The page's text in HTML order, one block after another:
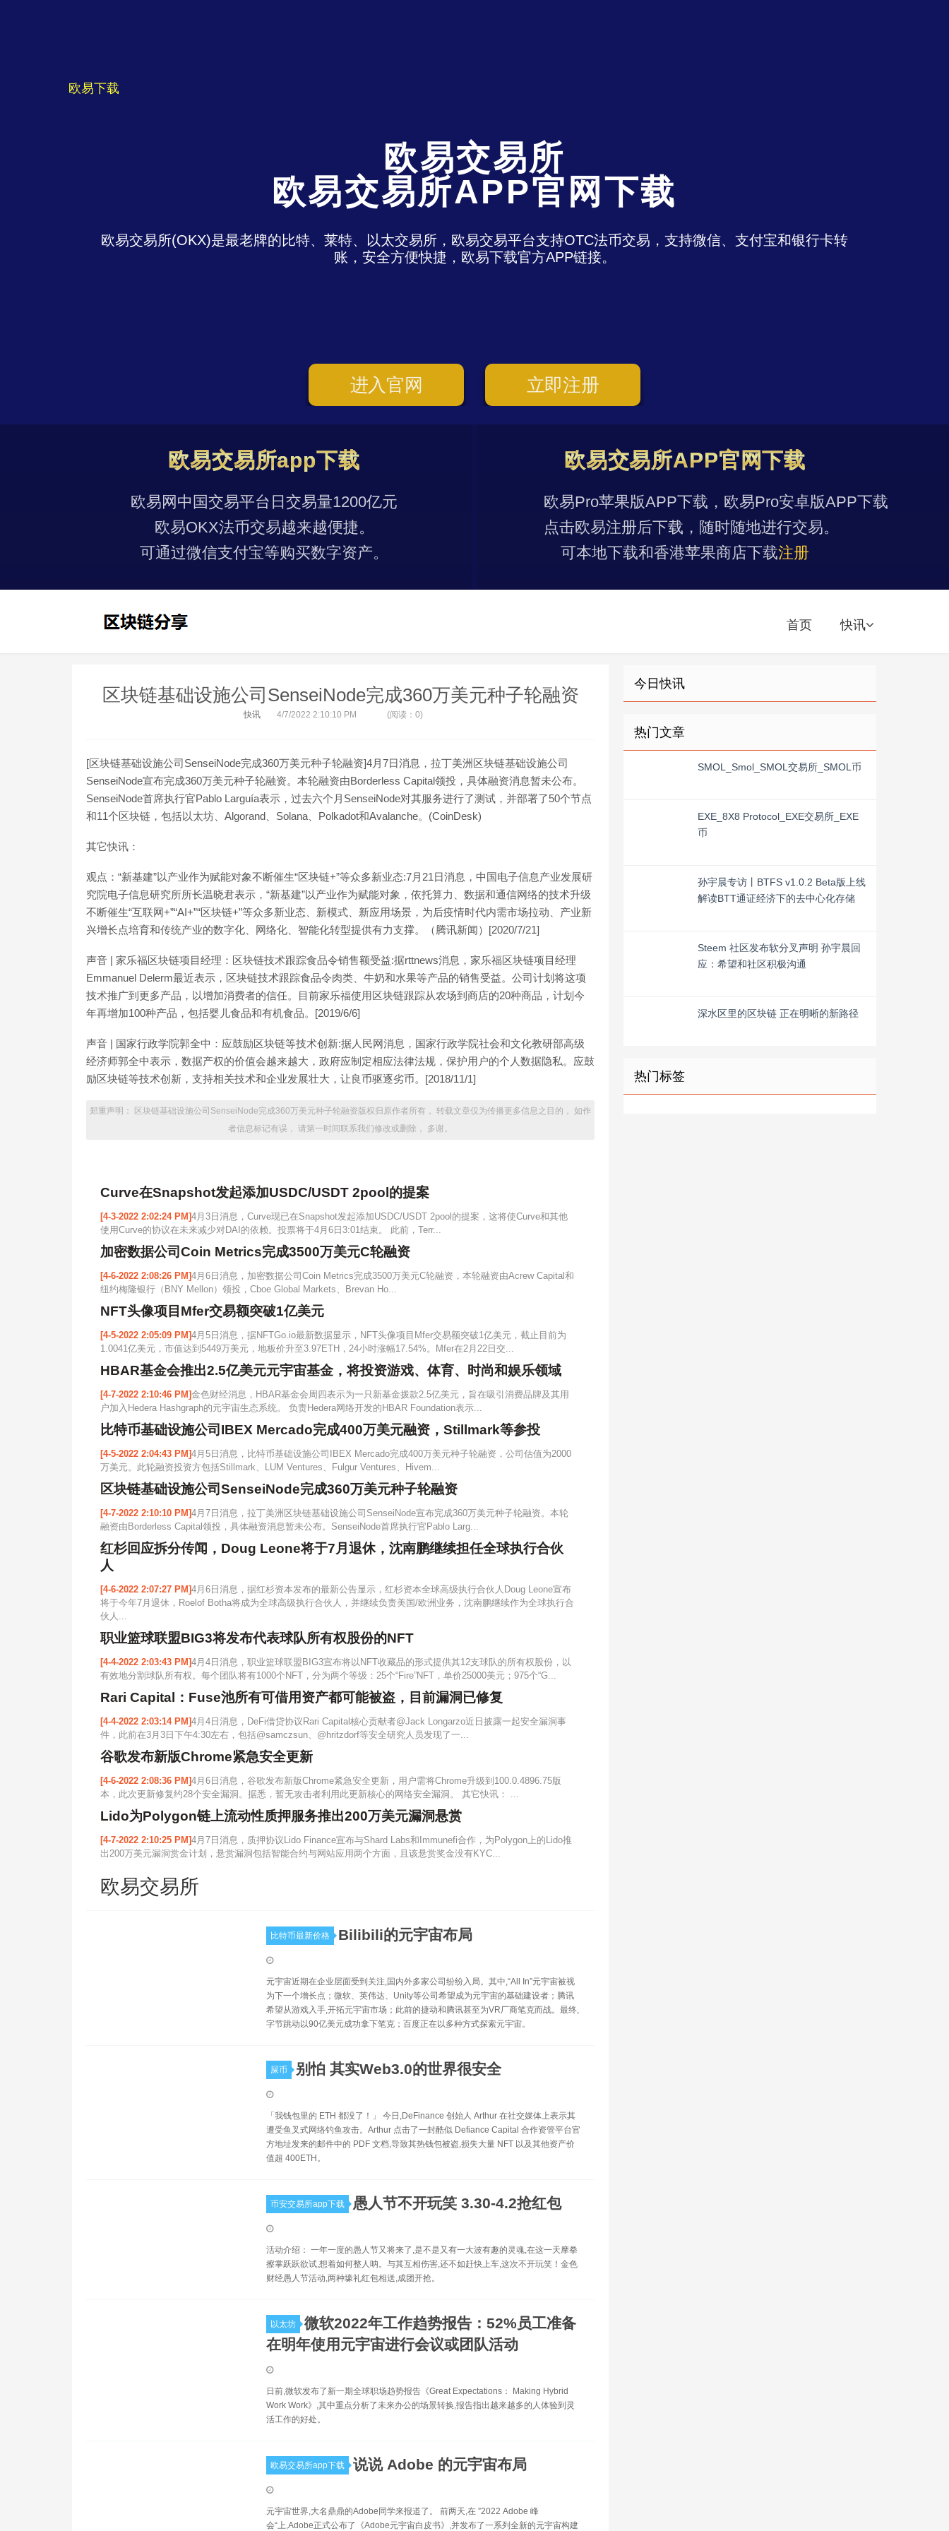
欧易下载
欧易交易所
欧易交易所APP官网下载
欧易交易所(OKX)是最老牌的比特、莱特、以太交易所，欧易交易平台支持OTC法币交易，支持微信、支付宝和银行卡转
账，安全方便快捷，欧易下载官方APP链接。
进入官网 立即注册
欧易交易所app下载
欧易网中国交易平台日交易量1200亿元
欧易OKX法币交易越来越便捷。
可通过微信支付宝等购买数字资产。
欧易交易所APP官网下载
欧易Pro苹果版APP下载，欧易Pro安卓版APP下载
点击欧易注册后下载，随时随地进行交易。
可本地下载和香港苹果商店下载注册
首页 快讯
区块链基础设施公司SenseiNode完成360万美元种子轮融资
快讯 4/7/2022 2:10:10 PM (阅读：0)
[区块链基础设施公司SenseiNode完成360万美元种子轮融资]4月7日消息，拉丁美洲区块链基础设施公司
SenseiNode宣布完成360万美元种子轮融资。本轮融资由Borderless Capital领投，具体融资消息暂未公布。
SenseiNode首席执行官Pablo Larguía表示，过去六个月SenseiNode对其服务进行了测试，并部署了50个节点
和11个区块链，包括以太坊、Algorand、Solana、Polkadot和Avalanche。(CoinDesk)
其它快讯：
观点：“新基建”以产业作为赋能对象不断催生“区块链+”等众多新业态:7月21日消息，中国电子信息产业发展研
究院电子信息研究所所长温晓君表示，“新基建”以产业作为赋能对象，依托算力、数据和通信网络的技术升级
不断催生“互联网+”“AI+”“区块链+”等众多新业态、新模式、新应用场景，为后疫情时代内需市场拉动、产业新
兴增长点培育和传统产业的数字化、网络化、智能化转型提供有力支撑。（腾讯新闻）[2020/7/21]
声音 | 家乐福区块链项目经理：区块链技术跟踪食品令销售额受益:据rttnews消息，家乐福区块链项目经理
Emmanuel Delerm最近表示，区块链技术跟踪食品令肉类、牛奶和水果等产品的销售受益。公司计划将这项
技术推广到更多产品，以增加消费者的信任。目前家乐福使用区块链跟踪从农场到商店的20种商品，计划今
年再增加100种产品，包括婴儿食品和有机食品。[2019/6/6]
声音 | 国家行政学院郭全中：应鼓励区块链等技术创新:据人民网消息，国家行政学院社会和文化教研部高级
经济师郭全中表示，数据产权的价值会越来越大，政府应制定相应法律法规，保护用户的个人数据隐私。应鼓
励区块链等技术创新，支持相关技术和企业发展壮大，让良币驱逐劣币。[2018/11/1]
郑重声明： 区块链基础设施公司SenseiNode完成360万美元种子轮融资版权归原作者所有， 转载文章仅为传播更多信息之目的， 如作
者信息标记有误， 请第一时间联系我们修改或删除， 多谢。
Curve在Snapshot发起添加USDC/USDT 2pool的提案
[4-3-2022 2:02:24 PM]4月3日消息，Curve现已在Snapshot发起添加USDC/USDT 2pool的提案，这将使Curve和其他
使用Curve的协议在未来减少对DAI的依赖。投票将于4月6日3:01结束。 此前，Terr...
加密数据公司Coin Metrics完成3500万美元C轮融资
[4-6-2022 2:08:26 PM]4月6日消息，加密数据公司Coin Metrics完成3500万美元C轮融资，本轮融资由Acrew Capital和
纽约梅隆银行（BNY Mellon）领投，Cboe Global Markets、Brevan Ho...
NFT头像项目Mfer交易额突破1亿美元
[4-5-2022 2:05:09 PM]4月5日消息，据NFTGo.io最新数据显示，NFT头像项目Mfer交易额突破1亿美元，截止目前为
1.0041亿美元，市值达到5449万美元，地板价升至3.97ETH，24小时涨幅17.54%。Mfer在2月22日交...
HBAR基金会推出2.5亿美元元宇宙基金，将投资游戏、体育、时尚和娱乐领域
[4-7-2022 2:10:46 PM]金色财经消息，HBAR基金会周四表示为一只新基金拨款2.5亿美元，旨在吸引消费品牌及其用
户加入Hedera Hashgraph的元宇宙生态系统。 负责Hedera网络开发的HBAR Foundation表示...
比特币基础设施公司IBEX Mercado完成400万美元融资，Stillmark等参投
[4-5-2022 2:04:43 PM]4月5日消息，比特币基础设施公司IBEX Mercado完成400万美元种子轮融资，公司估值为2000
万美元。此轮融资投资方包括Stillmark、LUM Ventures、Fulgur Ventures、Hivem...
区块链基础设施公司SenseiNode完成360万美元种子轮融资
[4-7-2022 2:10:10 PM]4月7日消息，拉丁美洲区块链基础设施公司SenseiNode宣布完成360万美元种子轮融资。本轮
融资由Borderless Capital领投，具体融资消息暂未公布。SenseiNode首席执行官Pablo Larg...
红杉回应拆分传闻，Doug Leone将于7月退休，沈南鹏继续担任全球执行合伙
人
[4-6-2022 2:07:27 PM]4月6日消息，据红杉资本发布的最新公告显示，红杉资本全球高级执行合伙人Doug Leone宣布
将于今年7月退休，Roelof Botha将成为全球高级执行合伙人，并继续负责美国/欧洲业务，沈南鹏继续作为全球执行合
伙人...
职业篮球联盟BIG3将发布代表球队所有权股份的NFT
[4-4-2022 2:03:43 PM]4月4日消息，职业篮球联盟BIG3宣布将以NFT收藏品的形式提供其12支球队的所有权股份，以
有效地分割球队所有权。每个团队将有1000个NFT，分为两个等级：25个“Fire”NFT，单价25000美元；975个“G...
Rari Capital：Fuse池所有可借用资产都可能被盗，目前漏洞已修复
[4-4-2022 2:03:14 PM]4月4日消息，DeFi借贷协议Rari Capital核心贡献者@Jack Longarzo近日披露一起安全漏洞事
件，此前在3月3日下午4:30左右，包括@samczsun、@hritzdorf等安全研究人员发现了一...
谷歌发布新版Chrome紧急安全更新
[4-6-2022 2:08:36 PM]4月6日消息，谷歌发布新版Chrome紧急安全更新，用户需将Chrome升级到100.0.4896.75版
本，此次更新修复约28个安全漏洞。据悉，暂无攻击者利用此更新核心的网络安全漏洞。 其它快讯： ...
Lido为Polygon链上流动性质押服务推出200万美元漏洞悬赏
[4-7-2022 2:10:25 PM]4月7日消息，质押协议Lido Finance宣布与Shard Labs和Immunefi合作，为Polygon上的Lido推
出200万美元漏洞赏金计划，悬赏漏洞包括智能合约与网站应用两个方面，且该悬赏奖金没有KYC...
欧易交易所
比特币最新价格 Bilibili的元宇宙布局
元宇宙近期在企业层面受到关注,国内外多家公司纷纷入局。其中,“All In”元宇宙被视
为下一个增长点；微软、英伟达、Unity等公司希望成为元宇宙的基础建设者；腾讯
希望从游戏入手,开拓元宇宙市场；此前的捷动和腾讯甚至为VR厂商笔克而战。最终,
字节跳动以90亿美元成功拿下笔克；百度正在以多种方式探索元宇宙。
屎币 别怕 其实Web3.0的世界很安全
「我钱包里的 ETH 都没了！」 今日,DeFinance 创始人 Arthur 在社交媒体上表示其
遭受鱼叉式网络钓鱼攻击。Arthur 点击了一封酷似 Defiance Capital 合作资管平台官
方地址发来的邮件中的 PDF 文档,导致其热钱包被盗,损失大量 NFT 以及其他资产价
值超 400ETH。
币安交易所app下载 愚人节不开玩笑 3.30-4.2抢红包
活动介绍： 一年一度的愚人节又将来了,是不是又有一大波有趣的灵魂,在这一天摩拳
擦掌跃跃欲试,想着如何整人呐。与其互相伤害,还不如赶快上车,这次不开玩笑！金色
财经愚人节活动,两种壕礼红包相送,成团开抢。
以太坊
微软2022年工作趋势报告：52%员工准备
在明年使用元宇宙进行会议或团队活动
日前,微软发布了新一期全球职场趋势报告《Great Expectations： Making Hybrid
Work Work》,其中重点分析了未来办公的场景转换,报告指出越来越多的人体验到灵
活工作的好处。
欧易交易所app下载 说说 Adob​​e 的元宇宙布局
元宇宙世界,大名鼎鼎的Adobe同学来报道了。 前两天,在 ”2022 Adobe 峰
会“上,Adobe正式公布了《Adobe元宇宙白皮书》,并发布了一系列全新的元宇宙构建
今日快讯
热门文章
SMOL_Smol_SMOL交易所_SMOL币
EXE_8X8 Protocol_EXE交易所_EXE
币
孙宇晨专访丨BTFS v1.0.2 Beta版上线
解读BTT通证经济下的去中心化存储
Steem 社区发布软分叉声明 孙宇晨回
应：希望和社区积极沟通
深水区里的区块链 正在明晰的新路径
热门标签